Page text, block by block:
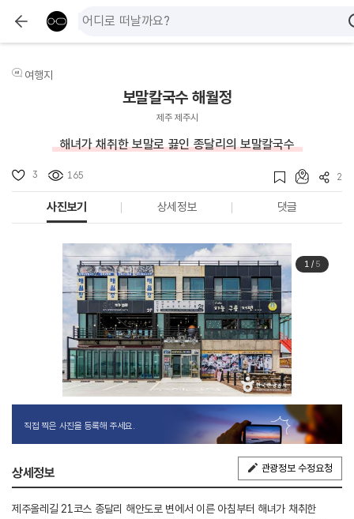
여행지
보말칼국수 해월정
제주 제주시
해녀가 채취한 보말로 끓인 종달리의 보말칼국수
3 165 2
사진보기 상세정보 댓글
1/ 5
직접 찍은 사진을 등록해 주세요.
상세정보 관광정보 수정요청
제주올레길 21코스 종달리 해안도로 변에서 이른 아침부터 해녀가 채취한